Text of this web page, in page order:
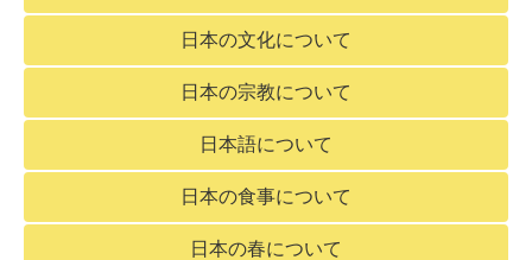
日本の文化について
日本の宗教について
日本語について
日本の食事について
日本の春について